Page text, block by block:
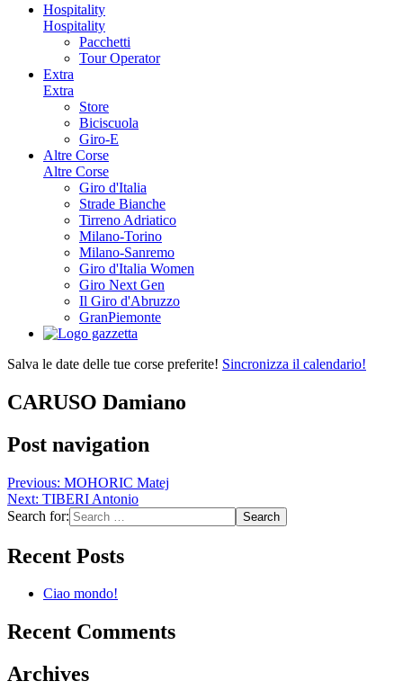
Hospitality
Hospitality
Pacchetti
Tour Operator
Extra
Extra
Store
Biciscuola
Giro-E
Altre Corse
Altre Corse
Giro d'Italia
Strade Bianche
Tirreno Adriatico
Milano-Torino
Milano-Sanremo
Giro d'Italia Women
Giro Next Gen
Il Giro d'Abruzzo
GranPiemonte
Salva le date delle tue corse preferite! Sincronizza il calendario!
CARUSO Damiano
Post navigation
Previous: MOHORIC Matej
Next: TIBERI Antonio
Search for:
Recent Posts
Ciao mondo!
Recent Comments
Archives